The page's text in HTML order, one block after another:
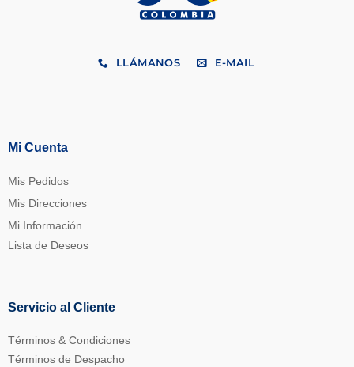
LLÁMANOS E-MAIL
Mi Cuenta
Mis Pedidos
Mis Direcciones
Mi Información
Lista de Deseos
Servicio al Cliente
Términos & Condiciones
Términos de Despacho